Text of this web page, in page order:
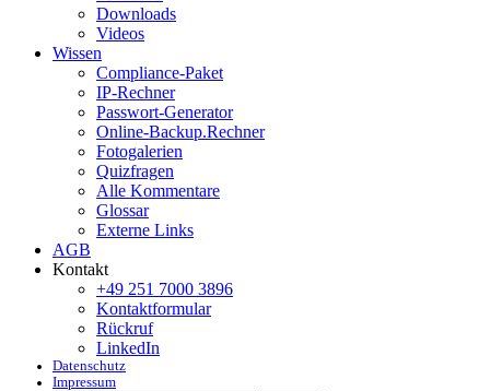
Downloads
Videos
Wissen
Compliance-Paket
IP-Rechner
Passwort-Generator
Online-Backup.Rechner
Fotogalerien
Quizfragen
Alle Kommentare
Glossar
Externe Links
AGB
Kontakt
+49 251 7000 3896
Kontaktformular
Rückruf
LinkedIn
Datenschutz
Impressum